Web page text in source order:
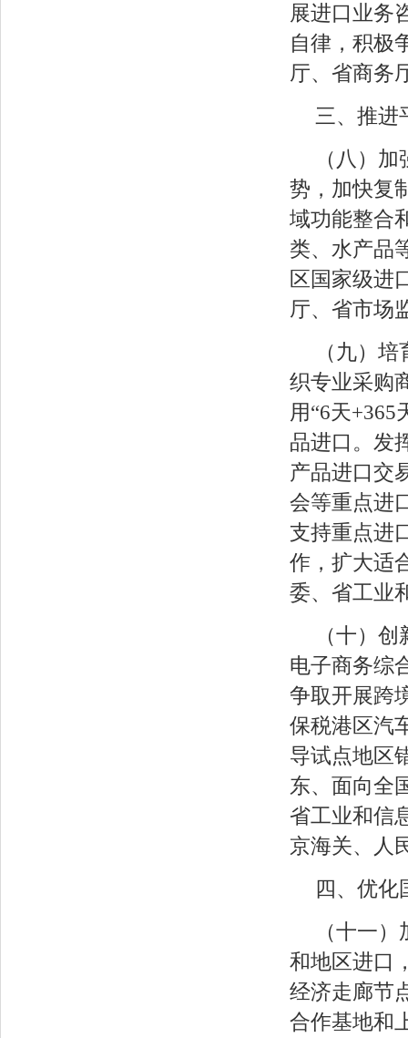
展进口业务
自律，积极
厅、省商务
三、推进
（八）
势，加快复
域功能整合
类、水产品
区国家级进
厅、省市场
（九）
织专业采购
用“6天
品进口。发
产品进口交
会等重点进
支持重点进
作，扩大适
委、省工业
（十）
电子商务综
争取开展跨
保税港区汽
导试点地区
东、面向全
省工业和信
京海关、人
四、优化
（十一
和地区进口
经济走廊节
合作基地和